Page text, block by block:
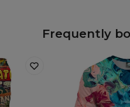
Frequently